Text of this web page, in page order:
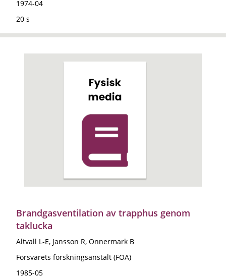
1974-04
20 s
Brandgasventilation av trapphus genom
taklucka
Altvall L-E, Jansson R, Onnermark B
Försvarets forskningsanstalt (FOA)
1985-05